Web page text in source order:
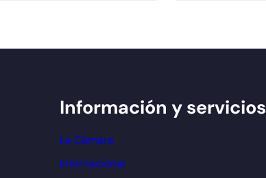
Información y servicios
La Cámara
Internacional